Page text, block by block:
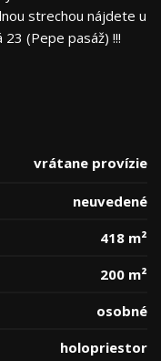
strechou nájdete u
(Pepe pasáž) !!!
vrátane provízie
neuvedené
418 m²
200 m²
osobné
holopriestor